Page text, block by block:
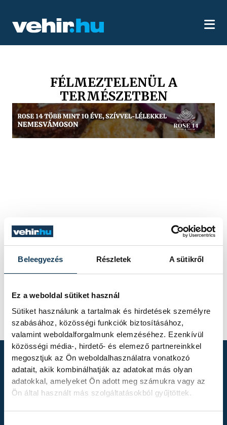
Beleegyezés Részletek A sütikről
Ez a weboldal sütiket használ
Sütiket használunk a tartalmak és hirdetések személyre
szabásához, közösségi funkciók biztosításához,
valamint weboldalforgalmunk elemzéséhez. Ezenkívül
közösségi média-, hirdető- és elemező partnereinkkel
megosztjuk az Ön weboldalhasználatra vonatkozó
adatait, akik kombinálhatják az adatokat más olyan
adatokkal, amelyeket Ön adott meg számukra vagy az
Ön által használt más szolgáltatásokból gyűjtöttek.
FÉLMEZTELENÜL A
TERMÉSZETBEN
TOVÁBBI
ALBUMOK